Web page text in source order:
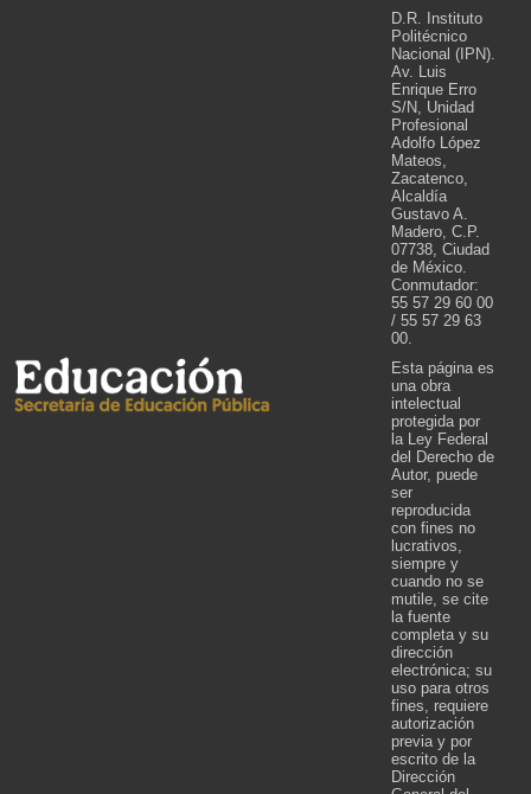
D.R. Instituto
Politécnico
Nacional (IPN).
Av. Luis
Enrique Erro
S/N, Unidad
Profesional
Adolfo López
Mateos,
Zacatenco,
Alcaldía
Gustavo A.
Madero, C.P.
07738, Ciudad
de México.
Conmutador:
55 57 29 60 00
/ 55 57 29 63
00.
Esta página es
una obra
intelectual
protegida por
la Ley Federal
del Derecho de
Autor, puede
ser
reproducida
con fines no
lucrativos,
siempre y
cuando no se
mutile, se cite
la fuente
completa y su
dirección
electrónica; su
uso para otros
fines, requiere
autorización
previa y por
escrito de la
Dirección